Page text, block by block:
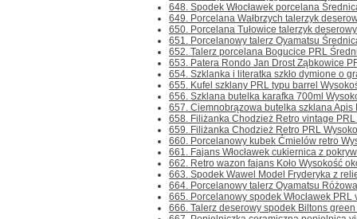
648. Spodek Włocławek porcelana
649. Porcelana Wałbrzych talerzyk
650. Porcelana Tułowice talerzyk
651. Porcelanowy talerz Oyamatsu
652. Talerz porcelana Bogucice PRL
653. Patera Rondo Jan Drost Ząbkowice
654. Szklanka i literatka szkło dymione o
655. Kufel szklany PRL typu barrel
656. Szklana butelka karafka 700ml
657. Ciemnobrązowa butelka szklana Apis
658. Filiżanka Chodzież Retro vintage PRL
659. Filiżanka Chodzież Retro PRL
660. Porcelanowy kubek Ćmielów retro
661. Fajans Włocławek cukiernica z
662. Retro wazon fajans Koło Wysokość
663. Spodek Wawel Model Fryderyka z
664. Porcelanowy talerz Oyamatsu
665. Porcelanowy spodek Włocławek PRL
666. Talerz deserowy spodek Biltons